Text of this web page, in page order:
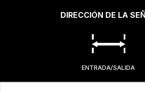
DIRECCIÓN DE LA
ENTRADA/SALIDA